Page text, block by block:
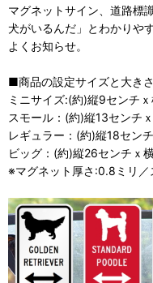
マグネットサイン、道路
犬がいるんだ」とわかりや
よくお知らせ。
■商品の設定サイズと大き
ミニサイズ:(約)縦9センチ
スモール：(約)縦13センチ
レギュラー：(約)縦18セン
ビッグ：(約)縦26センチｘ
※マグネット厚さ:0.8ミリ／